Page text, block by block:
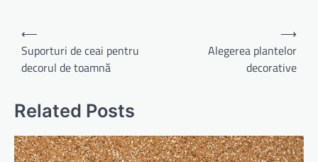
Navigare
în
articole
⟵
Suporturi de ceai pentru
decorul de toamnă
Alegerea plantelor
decorative
⟶
Related Posts